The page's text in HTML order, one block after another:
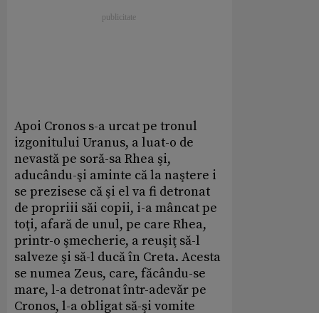
Apoi Cronos s-a urcat pe tronul
izgonitului Uranus, a luat-o de
nevastă pe soră-sa Rhea şi,
aducându-şi aminte că la naştere i
se prezisese că şi el va fi detronat
de propriii săi copii, i-a mâncat pe
toţi, afară de unul, pe care Rhea,
printr-o şmecherie, a reuşiţ să-l
salveze şi să-l ducă în Creta. Acesta
se numea Zeus, care, făcându-se
mare, l-a detronat într-adevăr pe
Cronos, l-a obligat să-şi vomite